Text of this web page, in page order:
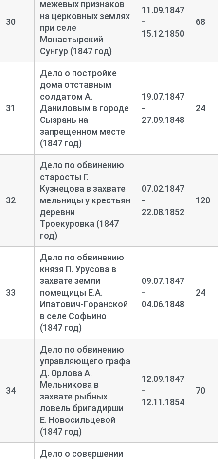
30
межевых признаков
на церковных землях
при селе
Монастырский
Сунгур (1847 год)
11.09.1847
-
15.12.1850
68
31
Дело о постройке
дома отставным
солдатом А.
Даниловым в городе
Сызрань на
запрещенном месте
(1847 год)
19.07.1847
-
27.09.1848
24
32
Дело по обвинению
старосты Г.
Кузнецова в захвате
мельницы у крестьян
деревни
Троекуровка (1847
год)
07.02.1847
-
22.08.1852
120
33
Дело по обвинению
князя П. Урусова в
захвате земли
помещицы Е.А.
Ипатович-Горанской
в селе Софьино
(1847 год)
09.07.1847
-
04.06.1848
24
34
Дело по обвинению
управляющего графа
Д. Орлова А.
Мельникова в
захвате рыбных
ловель бригадирши
Е. Новосильцевой
(1847 год)
12.09.1847
-
12.11.1854
70
Дело о совершении